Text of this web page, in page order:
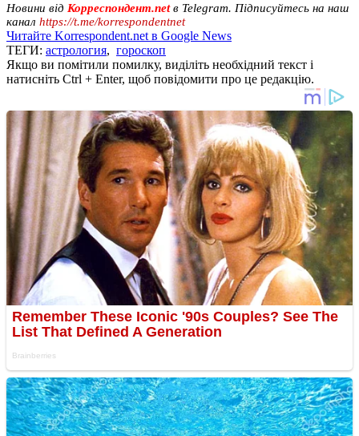
Новини від Корреспондент.netв Telegram. Підписуйтесь на наш
канал https://t.me/korrespondentnet
Читайте Korrespondent.net в Google News
ТЕГИ: астрология, гороскоп
Якщо ви помітили помилку, виділіть необхідний текст і
натисніть Ctrl + Enter, щоб повідомити про це редакцію.